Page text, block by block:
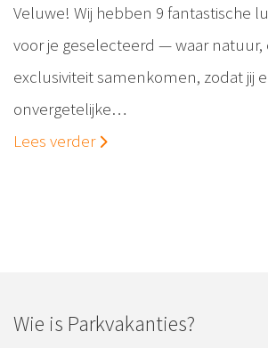
Veluwe! Wij hebben 9 fantastische
voor je geselecteerd — waar
exclusiviteit samenkomen, zodat jij
onvergetelijke…
Lees verder
Wie is Parkvakanties?